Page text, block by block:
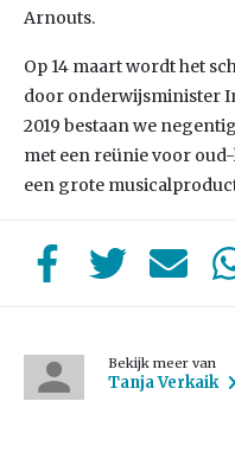
Arnouts.
Op 14 maart wordt het
door onderwijsminister
2019 bestaan we
met een reünie voor
een grote
Bekijk meer van
Tanja Verkaik